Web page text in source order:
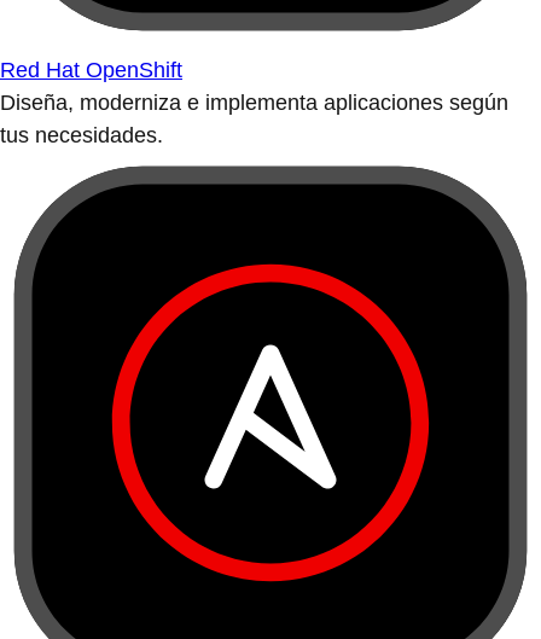
Red Hat OpenShift
Diseña, moderniza e implementa aplicaciones según
tus necesidades.